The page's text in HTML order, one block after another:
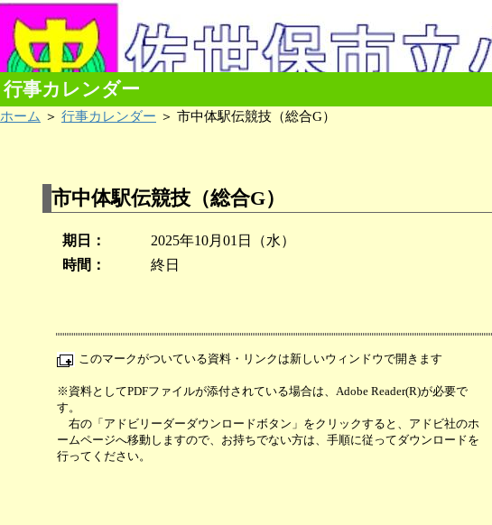
行事カレンダー
ホーム ＞ 行事カレンダー ＞ 市中体駅伝競技（総合G）
市中体駅伝競技（総合G）
期日：
2025年10月01日（水）
時間：
終日
このマークがついている資料・リンクは新しいウィンドウで開きます
※資料としてPDFファイルが添付されている場合は、Adobe Reader(R)が必要で
す。
右の「アドビリーダーダウンロードボタン」をクリックすると、アドビ社のホ
ームページへ移動しますので、お持ちでない方は、手順に従ってダウンロードを
行ってください。